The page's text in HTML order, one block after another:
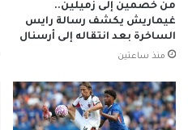
من خصمين إلى زميلين..
غيماريش يكشف رسالة رايس
الساخرة بعد انتقاله إلى أرسنال
منذ ساعتين